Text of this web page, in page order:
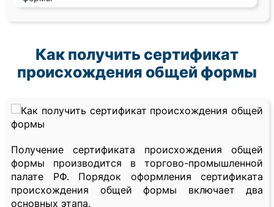
Как получить сертификат
происхождения общей формы
Получение сертификата происхождения общей
формы производится в торгово-промышленной
палате РФ. Порядок оформления сертификата
происхождения общей формы включает два
основных этапа.